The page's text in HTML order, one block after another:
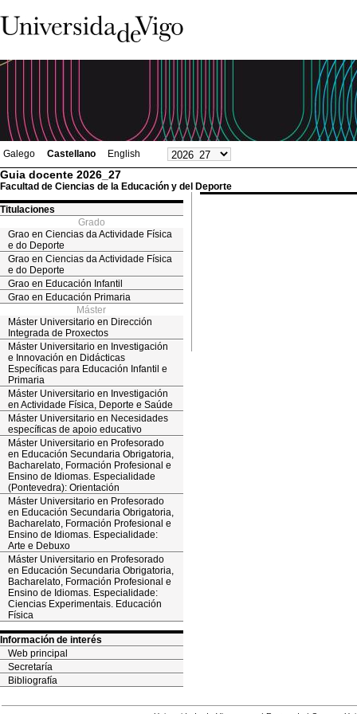
Galego Castellano English
Guia docente 2026_27
Facultad de Ciencias de la Educación y del Deporte
Titulaciones
Grado
Grao en Ciencias da Actividade Física
e do Deporte
Grao en Ciencias da Actividade Física
e do Deporte
Grao en Educación Infantil
Grao en Educación Primaria
Máster
Máster Universitario en Dirección
Integrada de Proxectos
Máster Universitario en Investigación
e Innovación en Didácticas
Específicas para Educación Infantil e
Primaria
Máster Universitario en Investigación
en Actividade Física, Deporte e Saúde
Máster Universitario en Necesidades
específicas de apoio educativo
Máster Universitario en Profesorado
en Educación Secundaria Obrigatoria,
Bacharelato, Formación Profesional e
Ensino de Idiomas. Especialidade
(Pontevedra): Orientación
Máster Universitario en Profesorado
en Educación Secundaria Obrigatoria,
Bacharelato, Formación Profesional e
Ensino de Idiomas. Especialidade:
Arte e Debuxo
Máster Universitario en Profesorado
en Educación Secundaria Obrigatoria,
Bacharelato, Formación Profesional e
Ensino de Idiomas. Especialidade:
Ciencias Experimentais. Educación
Física
Información de interés
Web principal
Secretaría
Bibliografía